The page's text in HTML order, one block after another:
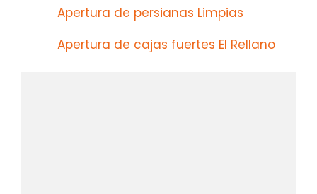
Apertura de persianas Limpias
Apertura de cajas fuertes El Rellano